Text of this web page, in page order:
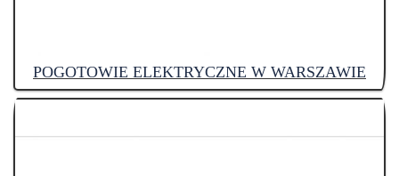
POGOTOWIE ELEKTRYCZNE W WARSZAWIE